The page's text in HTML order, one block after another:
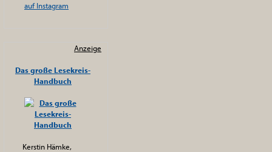
auf Instagram
Anzeige
Das große Lesekreis-
Handbuch
Kerstin Hämke,